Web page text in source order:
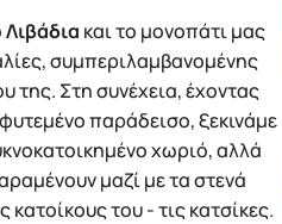
Λιβάδια και το μονοπάτι μας
συμπεριλαμβανομένης
της. Στη συνέχεια, έχοντας
παράδεισο, ξεκινάμε
χωριό, αλλά
μαζί με τα στενά
κατοίκους του - τις κατσίκες.